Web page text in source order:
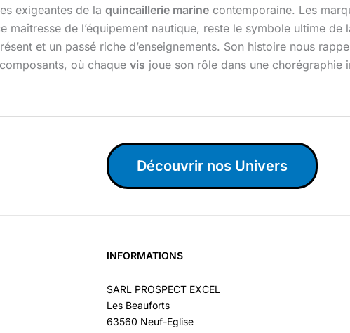
exigeantes de la quincaillerie marine contemporaine. Les
maîtresse de l’équipement nautique, reste le symbole ultime
et un passé riche d’enseignements. Son histoire nous
où chaque vis joue son rôle dans une chorégraphie
Découvrir nos Univers
INFORMATIONS
SARL PROSPECT EXCEL
Les Beauforts
63560 Neuf-Eglise